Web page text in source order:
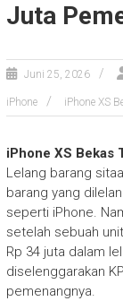
Juta
Juni 25, 2026
iPhone iPhone XS
iPhone XS Bekas
Lelang barang
barang yang
seperti iPhone.
setelah sebuah
Rp 34 juta dalam
diselenggarakan
pemenangnya.